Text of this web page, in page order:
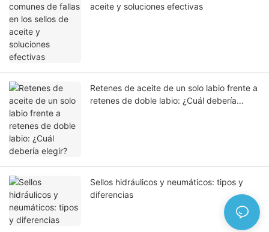
aceite y soluciones efectivas
Retenes de aceite de un solo labio frente a
retenes de doble labio: ¿Cuál debería
Sellos hidráulicos y neumáticos: tipos y
diferencias